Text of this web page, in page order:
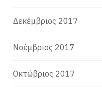
Δεκέμβριος 2017
Νοέμβριος 2017
Οκτώβριος 2017